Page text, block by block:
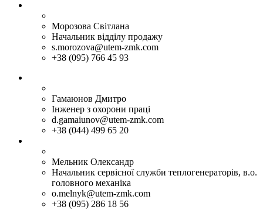
Морозова Світлана
Начальник відділу продажу
s.morozova@utem-zmk.com
+38 (095) 766 45 93
Гамаюнов Дмитро
Iнженер з охорони працi
d.gamaiunov@utem-zmk.com
+38 (044) 499 65 20
Мельник Олександр
Начальник сервісної служби теплогенераторів, в.о.
головного механіка
o.melnyk@utem-zmk.com
+38 (095) 286 18 56